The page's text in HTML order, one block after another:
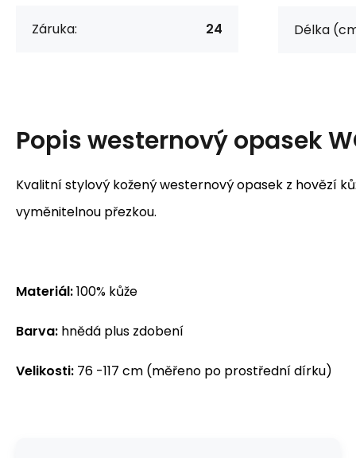
Záruka: 24 Délka
Popiswesternový opasek
Kvalitní stylový kožený westernový opasek z hovězí
vyměnitelnou přezkou.
Materiál:100% kůže
Barva: hnědá plus zdobení
Velikosti: 76 -117 cm (měřeno po prostřední dírku)